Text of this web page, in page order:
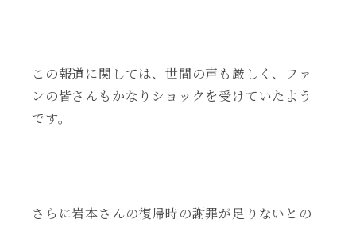
この報道に関しては、世間の声も厳しく、ファ
ンの皆さんもかなりショックを受けていたよう
です。
さらに岩本さんの復帰時の謝罪が足りないとの